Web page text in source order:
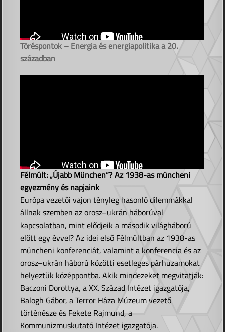
Töréspontok – Energia és energiapolitika a 20.
században
Félmúlt: „Újabb München”? Az 1938-as müncheni
egyezmény és napjaink
Európa vezetői vajon tényleg hasonló dilemmákkal
állnak szemben az orosz–ukrán háborúval
kapcsolatban, mint elődjeik a második világháború
előtt egy évvel? Az idei első Félmúltban az 1938-as
müncheni konferenciát, valamint a konferencia és az
orosz–ukrán háború közötti esetleges párhuzamokat
helyeztük középpontba. Akik mindezeket megvitatják:
Baczoni Dorottya, a XX. Század Intézet igazgatója,
Balogh Gábor, a Terror Háza Múzeum vezető
történésze és Fekete Rajmund, a
Kommunizmuskutató Intézet igazgatója.